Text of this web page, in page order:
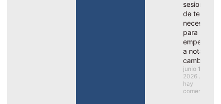
sesiones
de terapia
necesito
para
empezar
a notar
cambios?
junio 1,
2026
hay
comentarios